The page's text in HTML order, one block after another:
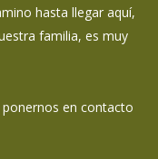
hasta llegar aquí,
familia, es muy
en contacto